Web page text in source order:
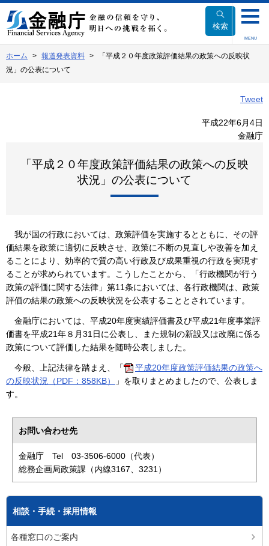
文
へ
動
検索
MENU
ホーム 報道発表資料
「平成２０年度政策評価結果の政策への反映状
況」の公表について
Tweet
平成22年6月4日
金融庁
「平成２０年度政策評価結果の政策への反映
状況」の公表について
我が国の行政においては、政策評価を実施するとともに、その評
価結果を政策に適切に反映させ、政策に不断の見直しや改善を加え
ることにより、効率的で質の高い行政及び成果重視の行政を実現す
ることが求められています。こうしたことから、「行政機関が行う
政策の評価に関する法律」第11条においては、各行政機関は、政策
評価の結果の政策への反映状況を公表することとされています。
金融庁においては、平成20年度実績評価書及び平成21年度事業評
価書を平成21年８月31日に公表し、また規制の新設又は改廃に係る
政策について評価した結果を随時公表しました。
今般、上記法律を踏まえ、「
平成20年度政策評価結果の政策へ
の反映状況（PDF：858KB）
」を取りまとめましたので、公表しま
す。
お問い合わせ先
金融庁 Tel 03-3506-6000（代表）
総務企画局政策課（内線3167、3231）
相談・手続・採用情報
各種窓口のご案内